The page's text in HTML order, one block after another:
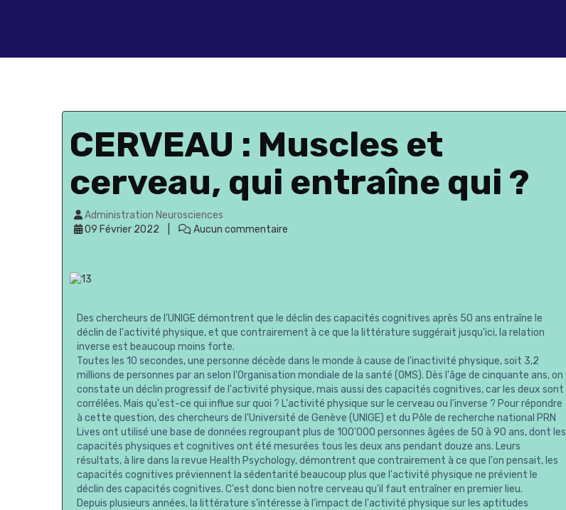
CERVEAU : Muscles et
cerveau, qui entraîne qui ?
Administration Neurosciences
09 Février 2022
Aucun commentaire
Des chercheurs de l'UNIGE démontrent que le déclin des capacités cognitives après 50 ans entraîne le
déclin de l'activité physique, et que contrairement à ce que la littérature suggérait jusqu'ici, la relation
inverse est beaucoup moins forte.
Toutes les 10 secondes, une personne décède dans le monde à cause de l'inactivité physique, soit 3,2
millions de personnes par an selon l'Organisation mondiale de la santé (OMS). Dès l'âge de cinquante ans, on
constate un déclin progressif de l'activité physique, mais aussi des capacités cognitives, car les deux sont
corrélées. Mais qu'est-ce qui influe sur quoi ? L'activité physique sur le cerveau ou l'inverse ? Pour répondre
à cette question, des chercheurs de l'Université de Genève (UNIGE) et du Pôle de recherche national PRN
Lives ont utilisé une base de données regroupant plus de 100'000 personnes âgées de 50 à 90 ans, dont les
capacités physiques et cognitives ont été mesurées tous les deux ans pendant douze ans. Leurs
résultats, à lire dans la revue Health Psychology, démontrent que contrairement à ce que l'on pensait, les
capacités cognitives préviennent la sédentarité beaucoup plus que l'activité physique ne prévient le
déclin des capacités cognitives. C'est donc bien notre cerveau qu'il faut entraîner en premier lieu.
Depuis plusieurs années, la littérature s'intéresse à l'impact de l'activité physique sur les aptitudes